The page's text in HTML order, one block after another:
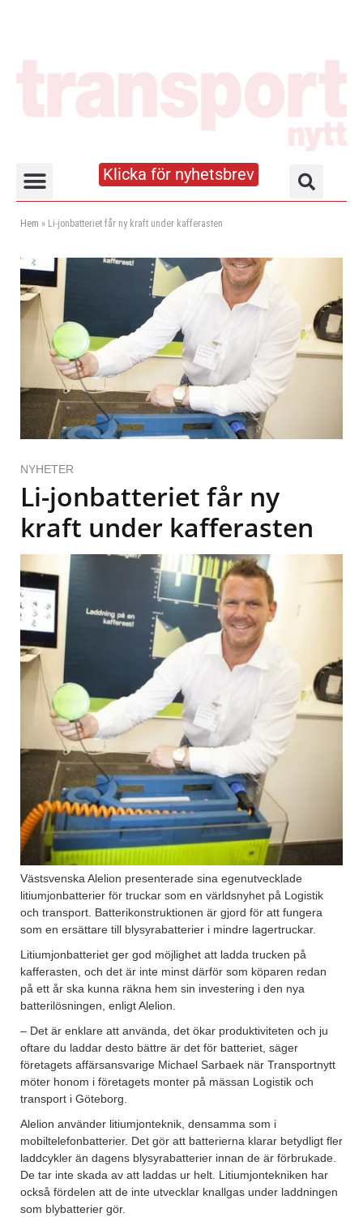
Klicka för nyhetsbrev
Hem » Li-jonbatteriet får ny kraft under kafferasten
NYHETER
Li-jonbatteriet får ny
kraft under kafferasten
Västsvenska Alelion presenterade sina egenutvecklade
litiumjonbatterier för truckar som en världsnyhet på Logistik
och transport. Batterikonstruktionen är gjord för att fungera
som en ersättare till blysyrabatterier i mindre lagertruckar.
Litiumjonbatteriet ger god möjlighet att ladda trucken på
kafferasten, och det är inte minst därför som köparen redan
på ett år ska kunna räkna hem sin investering i den nya
batterilösningen, enligt Alelion.
– Det är enklare att använda, det ökar produktiviteten och ju
oftare du laddar desto bättre är det för batteriet, säger
företagets affärsansvarige Michael Sarbaek när Transportnytt
möter honom i företagets monter på mässan Logistik och
transport i Göteborg.
Alelion använder litiumjonteknik, densamma som i
mobiltelefonbatterier. Det gör att batterierna klarar betydligt fler
laddcykler än dagens blysyrabatterier innan de är förbrukade.
De tar inte skada av att laddas ur helt. Litiumjontekniken har
också fördelen att de inte utvecklar knallgas under laddningen
som blybatterier gör.